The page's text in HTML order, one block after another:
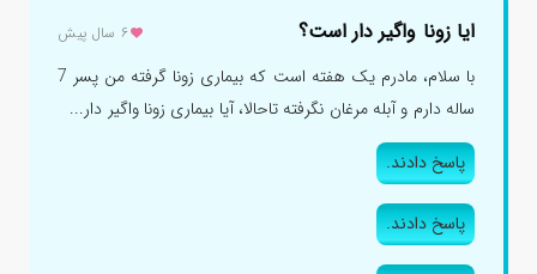
ایا زونا واگیر دار است؟ ۶ سال پیش
با سلام، مادرم یک هفته است که بیماری زونا گرفته من پسر 7
ساله دارم و آبله مرغان نگرفته تاحالا، آیا بیماری زونا واگیر دار...
پاسخ دادند.
پاسخ دادند.